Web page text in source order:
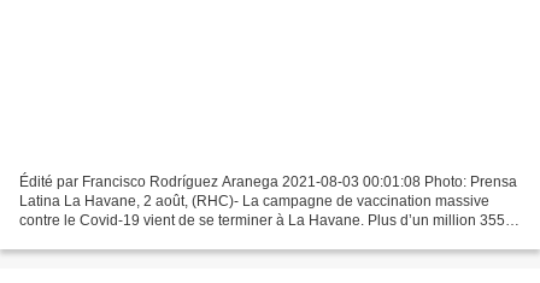
Édité par Francisco Rodríguez Aranega 2021-08-03 00:01:08 Photo: Prensa
Latina La Havane, 2 août, (RHC)- La campagne de vaccination massive
contre le Covid-19 vient de se terminer à La Havane. Plus d’un million 355